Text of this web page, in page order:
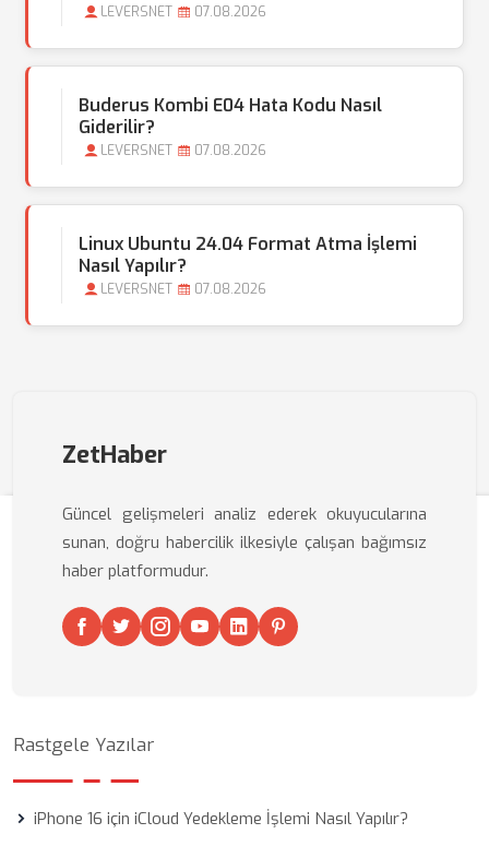
LEVERSNET 07.08.2026
Buderus Kombi E04 Hata Kodu Nasıl
Giderilir?
LEVERSNET 07.08.2026
Linux Ubuntu 24.04 Format Atma İşlemi
Nasıl Yapılır?
LEVERSNET 07.08.2026
ZetHaber
Güncel gelişmeleri analiz ederek okuyucularına
sunan, doğru habercilik ilkesiyle çalışan bağımsız
haber platformudur.
Rastgele Yazılar
iPhone 16 için iCloud Yedekleme İşlemi Nasıl Yapılır?